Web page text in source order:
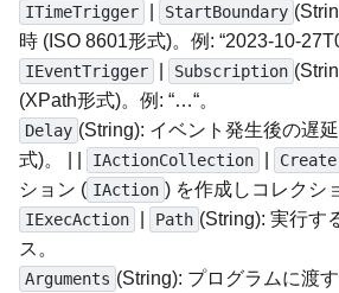
ITimeTrigger StartBoundary
時 (ISO 8601形式)。例: “2023-10-
IEventTrigger Subscription
(XPath形式)。例: “…“。
Delay (String): イベント発生後の遅
式)。 | |
IActionCollection
ション ( IAction ) を作成しコレクシ
IExecAction Path (String): 実行す
ス。
Arguments (String): プログラムに渡す